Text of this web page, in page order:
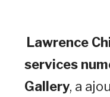
Lawrence
services
Gallery, a